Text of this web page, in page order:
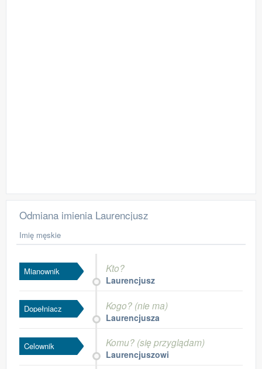
Odmiana imienia Laurencjusz
Imię męskie
Mianownik Kto?
Laurencjusz
Dopełniacz Kogo? (nie ma)
Laurencjusza
Celownik Komu? (się przyglądam)
Laurencjuszowi